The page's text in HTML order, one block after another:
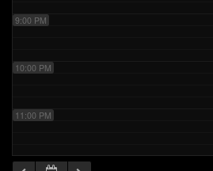
9:00 PM
10:00 PM
11:00 PM